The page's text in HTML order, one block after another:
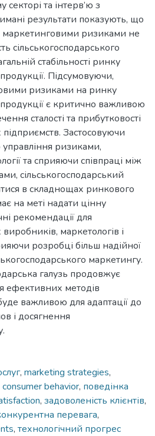
секторі та інтерв’ю з
результати показують, що
маркетинговими ризиками не
сільськогосподарського
стабільності ринку
Підсумовуючи,
ризиками на ринку
продукції є критично важливою
сталості та прибутковості
підприємств. Застосовуючи
ризиками,
та сприяючи співпраці між
сільськогосподарський
в складнощах ринкового
на меті надати цінну
рекомендації для
маркетологів і
розробці більш надійної
маркетингу.
галузь продовжує
ефективних методів
важливою для адаптації до
і досягнення
, marketing strategies,
consumer behavior, поведінка
, задоволеність клієнтів,
перевага,
, технологічний прогрес